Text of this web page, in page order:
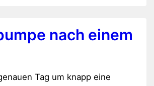
nach einem
Tag um knapp eine